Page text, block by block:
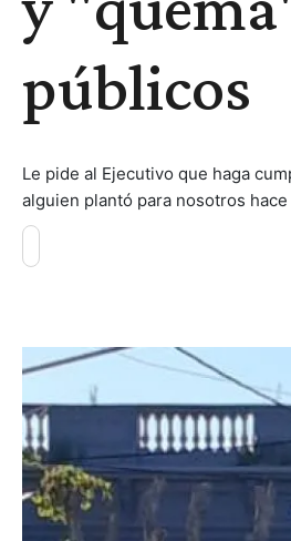
públicos
Le pide al Ejecutivo que haga
alguien plantó para nosotros hace